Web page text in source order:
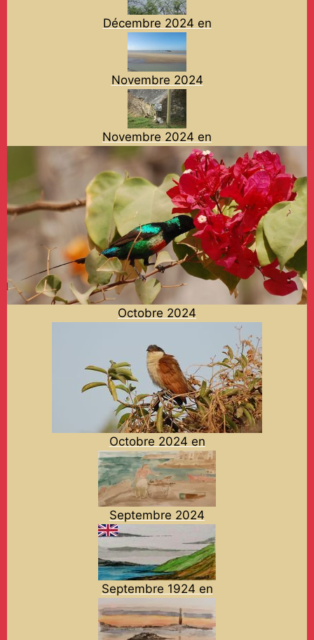
Décembre 2024 en
Novembre 2024
Novembre 2024 en
Octobre 2024
Octobre 2024 en
Septembre 2024
Septembre 1924 en